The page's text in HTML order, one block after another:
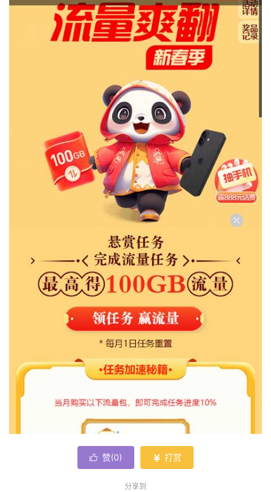
 赞(0)  打赏
分享到